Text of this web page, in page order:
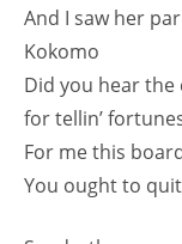
And I saw her
Kokomo
Did you hear
for tellin’
For me this
You ought to